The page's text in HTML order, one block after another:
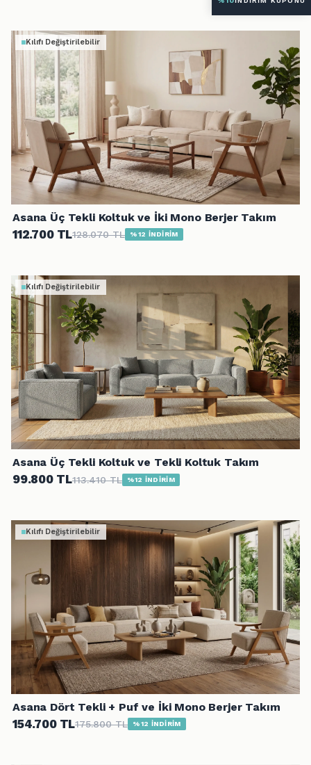
Kılıfı Değiştirilebilir
Asana Üç Tekli Koltuk ve İki Mono Berjer Takım
112.700 TL128.070 TL %12 İNDİRİM
Kılıfı Değiştirilebilir
Asana Üç Tekli Koltuk ve Tekli Koltuk Takım
99.800 TL113.410 TL %12 İNDİRİM
Kılıfı Değiştirilebilir
Asana Dört Tekli + Puf ve İki Mono Berjer Takım
154.700 TL175.800 TL %12 İNDİRİM